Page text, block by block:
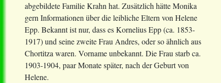
abgebildete Familie Krahn hat. Zusätzlich hätte Monika
gern Informationen über die leibliche Eltern von Helene
Epp. Bekannt ist nur, dass es Kornelius Epp (ca. 1853-
1917) und seine zweite Frau Andres, oder so ähnlich aus
Chortitza waren. Vorname unbekannt. Die Frau starb ca.
1903-1904, paar Monate später, nach der Geburt von
Helene.